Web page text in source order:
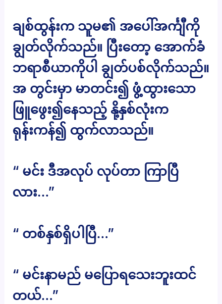
ချစ်ထွန်းက သူမ၏ အပေါ်အင်္ကျီကို
ချွတ်လိုက်သည်။ ပြီးတော့ အောက်ခံ
ဘရာစီယာကိုပါ ချွတ်ပစ်လိုက်သည်။
အ တွင်းမှာ မာတင်း၍ ဖွံ့ထွားသော
ဖြူဖွေး၍နေသည့် နို့နှစ်လုံးက
ရုန်းကန်၍ ထွက်လာသည်။
“ မင်း ဒီအလုပ် လုပ်တာ ကြာပြီ
လား…”
“ တစ်နှစ်ရှိပါပြီ…”
“ မင်းနာမည် မပြောရသေးဘူးထင်
တယ်…”